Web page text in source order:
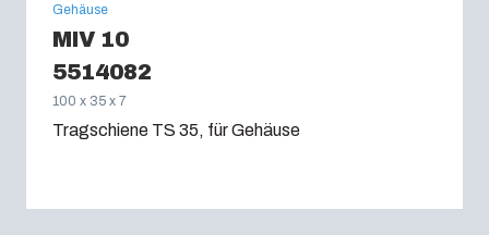
Gehäuse
MIV 10
5514082
100 x 35 x 7
Tragschiene TS 35, für Gehäuse